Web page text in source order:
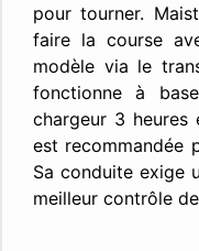
pour tourner.
faire la course
modèle via le
fonctionne à
chargeur 3 heures
est recommandée
Sa conduite exige
meilleur contrôle